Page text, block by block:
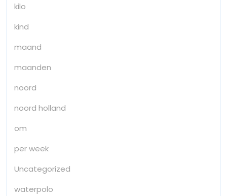
kilo
kind
maand
maanden
noord
noord holland
om
per week
Uncategorized
waterpolo